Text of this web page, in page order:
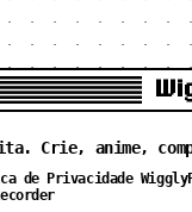
Crie, anime,
de Privacidade